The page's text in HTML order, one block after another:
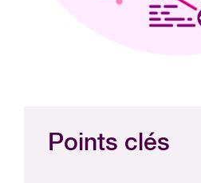
Points clés